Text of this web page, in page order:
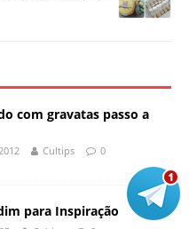
com gravatas passo a
Cultips 0
para Inspiração